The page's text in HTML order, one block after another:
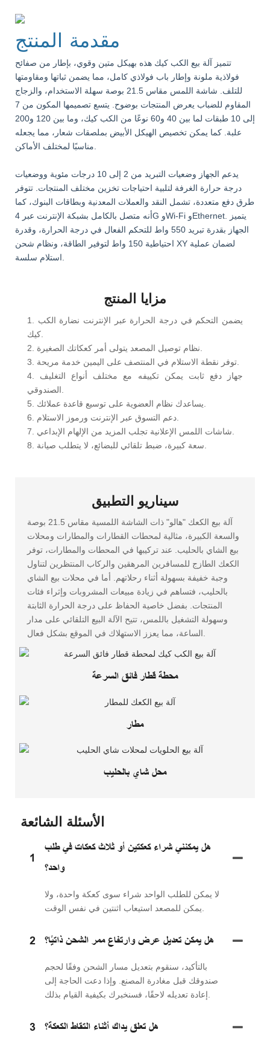
مقدمة المنتج
تتميز آلة بيع الكب كيك هذه بهيكل متين وقوي، بإطار من صفائح
فولاذية ملونة وإطار باب فولاذي كامل، مما يضمن ثباتها ومقاومتها
للتلف. شاشة اللمس مقاس 21.5 بوصة سهلة الاستخدام، والزجاج
المقاوم للضباب يعرض المنتجات بوضوح. يتسع تصميمها المكون من 7
إلى 10 طبقات لما بين 40 و60 نوعًا من الكب كيك، وما بين 120 و200
علبة. كما يمكن تخصيص الهيكل الأبيض بملصقات شعار، مما يجعله
يدعم الجهاز وضعيات التبريد من 2 إلى 10 درجات مئوية ووضعيات
درجة حرارة الغرفة لتلبية احتياجات تخزين مختلف المنتجات. تتوفر
طرق دفع متعددة، تشمل النقد والعملات المعدنية وبطاقات البنوك، كما
أنه متصل بالكامل بشبكة الإنترنت عبر 4G وWi-Fi وEthernet. يتميز
الجهاز بقدرة تبريد 550 واط للتحكم الفعال في درجة الحرارة، وقدرة
احتياطية 150 واط لتوفير الطاقة، ونظام شحن XY لضمان عملية
مزايا المنتج
1. يضمن التحكم في درجة الحرارة عبر الإنترنت نضارة الكب
كيك.
3. توفر نقطة الاستلام في المنتصف على اليمين خدمة مريحة.
4. جهاز دفع ثابت يمكن تكييفه مع مختلف أنواع التغليف
6. دعم التسوق عبر الإنترنت ورموز الاستلام.
سيناريو التطبيق
آلة بيع الكعك "هالو" ذات الشاشة اللمسية مقاس 21.5 بوصة
والسعة الكبيرة، مثالية لمحطات القطارات والمطارات ومحلات
بيع الشاي بالحليب. عند تركيبها في المحطات والمطارات، توفر
الكعك الطازج للمسافرين المرهقين والركاب المنتظرين لتناول
وجبة خفيفة بسهولة أثناء رحلاتهم. أما في محلات بيع الشاي
بالحليب، فتساهم في زيادة مبيعات المشروبات وإثراء فئات
المنتجات. بفضل خاصية الحفاظ على درجة الحرارة الثابتة
وسهولة التشغيل باللمس، تتيح الآلة البيع التلقائي على مدار
محطة قطار فائق السرعة
مطار
محل شاي بالحليب
الأسئلة الشائعة
1
هل يمكنني شراء كعكتين أو ثلاث كعكات في طلب
واحد؟
لا يمكن للطلب الواحد شراء سوى كعكة واحدة، ولا
يمكن للمصعد استيعاب اثنتين في نفس الوقت.
2 هل يمكن تعديل عرض وارتفاع ممر الشحن ذاتيًا؟
بالتأكيد، سنقوم بتعديل مسار الشحن وفقًا لحجم
صندوقك قبل مغادرة المصنع. وإذا دعت الحاجة إلى
إعادة تعديله لاحقًا، فسنخبرك بكيفية القيام بذلك.
3 هل تعلق يداك أثناء التقاط الكعكة؟